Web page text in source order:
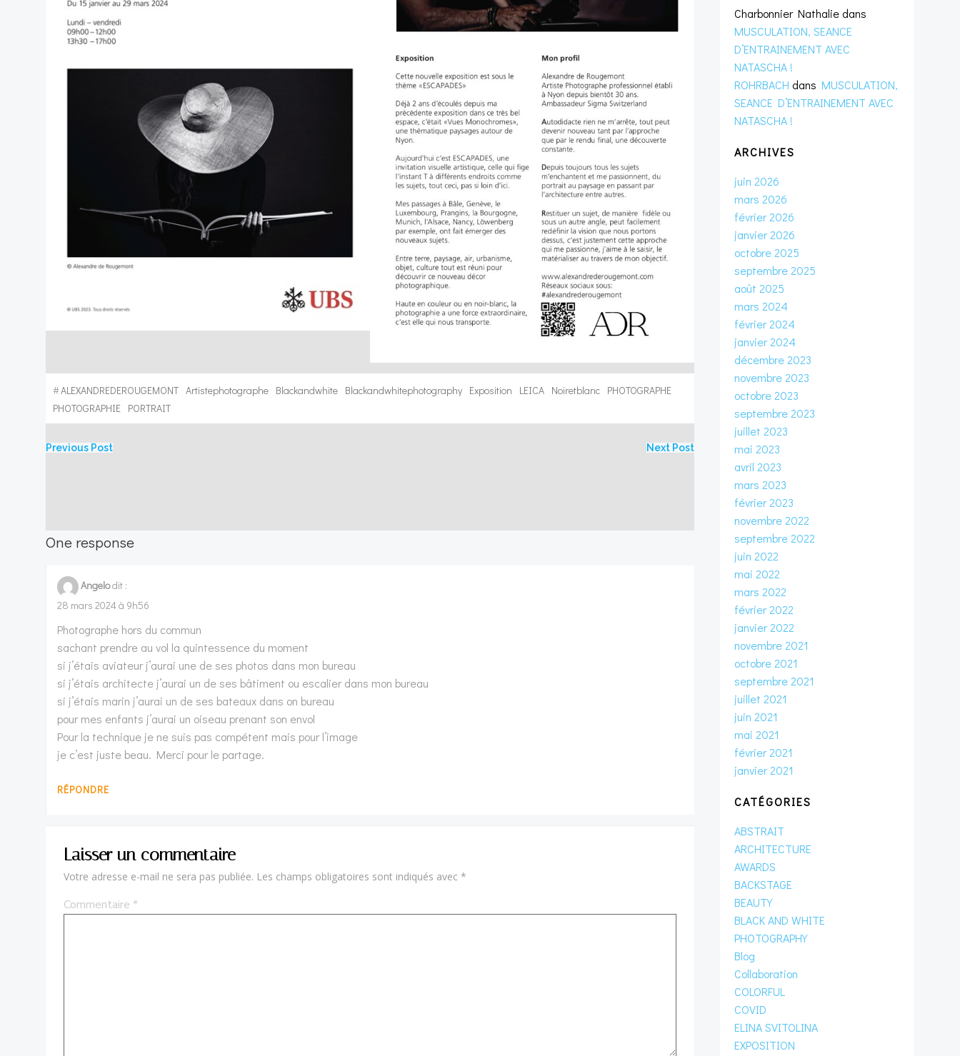
#ALEXANDREDEROUGEMONT Artistephotographe Blackandwhite Blackandwhitephotography Exposition LEICA Noiretblanc PHOTOGRAPHE
PHOTOGRAPHIE PORTRAIT
Post
Previous Post Next Post
One response
Angelodit :
28 mars 2024 à 9h56
Photographe hors du commun
sachant prendre au vol la quintessence du moment
si j’étais aviateur j’aurai une de ses photos dans mon bureau
si j’étais architecte j’aurai un de ses bâtiment ou escalier dans mon bureau
si j’étais marin j’aurai un de ses bateaux dans on bureau
pour mes enfants j’aurai un oiseau prenant son envol
Pour la technique je ne suis pas compétent mais pour l’image
je c’est juste beau. Merci pour le partage.
RÉPONDRE
Laisser un commentaire
Votre adresse e-mail ne sera pas publiée. Les champs obligatoires sont indiqués avec *
Commentaire *
Charbonnier Nathalie dans
MUSCULATION, SEANCE
D’ENTRAINEMENT AVEC
NATASCHA !
ROHRBACH dans MUSCULATION,
SEANCE D’ENTRAINEMENT AVEC
NATASCHA !
ARCHIVES
juin 2026
mars 2026
février 2026
janvier 2026
octobre 2025
septembre 2025
août 2025
mars 2024
février 2024
janvier 2024
décembre 2023
novembre 2023
octobre 2023
septembre 2023
juillet 2023
mai 2023
avril 2023
mars 2023
février 2023
novembre 2022
septembre 2022
juin 2022
mai 2022
mars 2022
février 2022
janvier 2022
novembre 2021
octobre 2021
septembre 2021
juillet 2021
juin 2021
mai 2021
février 2021
janvier 2021
CATÉGORIES
ABSTRAIT
ARCHITECTURE
AWARDS
BACKSTAGE
BEAUTY
BLACK AND WHITE
PHOTOGRAPHY
Blog
Collaboration
COLORFUL
COVID
ELINA SVITOLINA
EXPOSITION